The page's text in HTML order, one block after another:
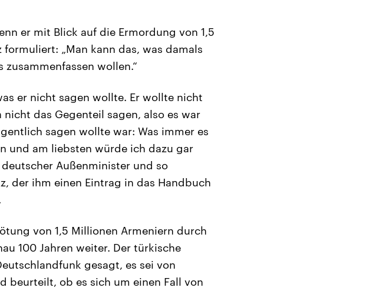
er mit Blick auf die Ermordung von 1,5
„Man kann das, was damals
wollen.“
er nicht sagen wollte. Er wollte nicht
das Gegenteil sagen, also es war
sagen wollte war: Was immer es
und am liebsten würde ich dazu gar
Außenminister und so
der ihm einen Eintrag in das Handbuch
von 1,5 Millionen Armeniern durch
100 Jahren weiter. Der türkische
gesagt, es sei von
beurteilt, ob es sich um einen Fall von